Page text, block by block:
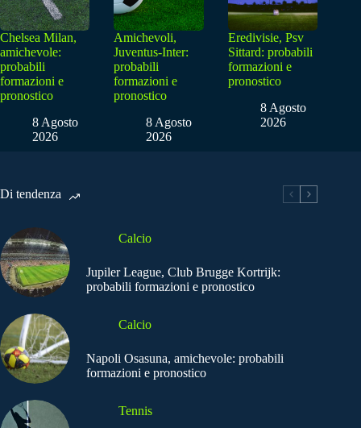
Chelsea Milan,
amichevole:
probabili
formazioni e
pronostico
8 Agosto
2026
Amichevoli,
Juventus-Inter:
probabili
formazioni e
pronostico
8 Agosto
2026
Eredivisie, Psv
Sittard: probabili
formazioni e
pronostico
8 Agosto
2026
Di tendenza
Calcio
Jupiler League, Club Brugge Kortrijk:
probabili formazioni e pronostico
Calcio
Napoli Osasuna, amichevole: probabili
formazioni e pronostico
Tennis